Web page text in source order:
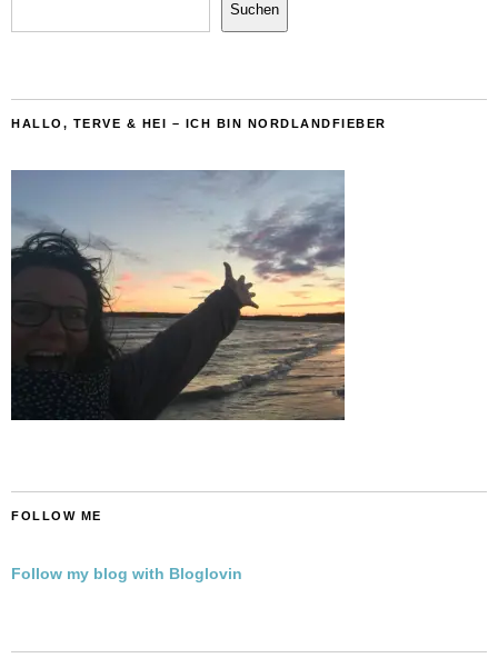
Suchen
HALLO, TERVE & HEI – ICH BIN NORDLANDFIEBER
FOLLOW ME
Follow my blog with Bloglovin